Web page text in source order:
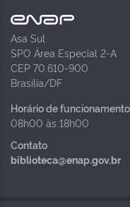
Asa Sul
SPO Área Especial 2-A
CEP 70.610-900
Brasília/DF
Horário de funcionamento
08h00 às 18h00
Contato
biblioteca@enap.gov.br